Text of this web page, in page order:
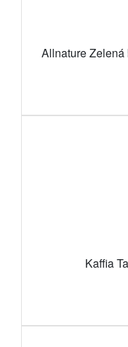
Allnature
Kaffia